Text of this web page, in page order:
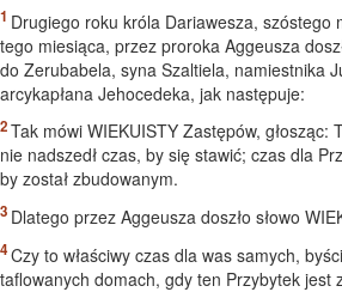
Drugiego roku króla Dariawesza, szóstego
tego miesiąca, przez proroka Aggeusza
do Zerubabela, syna Szaltiela, namiestnika
arcykapłana Jehocedeka, jak następuje:
Tak mówi WIEKUISTY Zastępów, głosząc:
nie nadszedł czas, by się stawić; czas dla
by został zbudowanym.
Dlatego przez Aggeusza doszło słowo
Czy to właściwy czas dla was samych,
taflowanych domach, gdy ten Przybytek jest